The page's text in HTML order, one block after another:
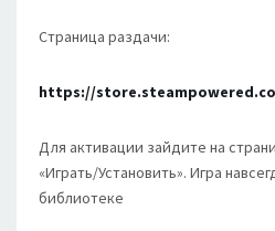
Страница раздачи:
https://
Для активации зайдите на
«Играть/Установить». Игра
библиотеке